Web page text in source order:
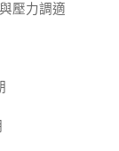
壓力調適